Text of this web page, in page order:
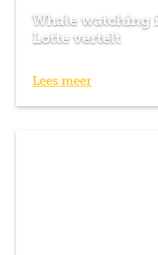
Whale watching
Lotte vertelt
Lees meer